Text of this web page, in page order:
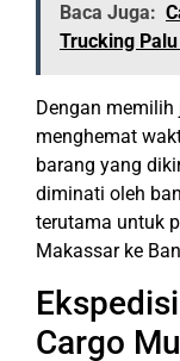
Baca Juga:
Trucking
Dengan
menghemat
barang yang
diminati oleh
terutama untuk
Makassar ke
Cargo